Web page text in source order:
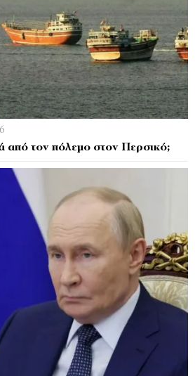
από τον πόλεμο στον Περσικό;